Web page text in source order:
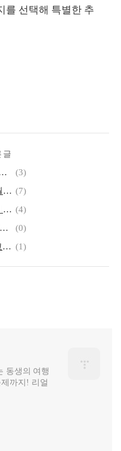
를 선택해 특별한 추
글
총 정리 (한적한 명소, 여행 팁, 추천 스폿)
(3)
수도권에서 당일치기 가능한 4월 여행지 (벚꽃 명소, 자연 속 힐링, 역사 여행) (7)
제주도 vs 통영, 4월 가족 여행지 어디가 더 좋을까? (자연, 휴양, 체험) (4)
벚꽃 시즌! 4월 부모님과 가볼만한 국내 여행지 (자연, 힐링, 명소)
(0)
걷기 좋은 산책로 vs 드라이브 코스, 가족 여행지 선택법 (힐링, 자연) (1)
동생의 여행
까지! 리얼